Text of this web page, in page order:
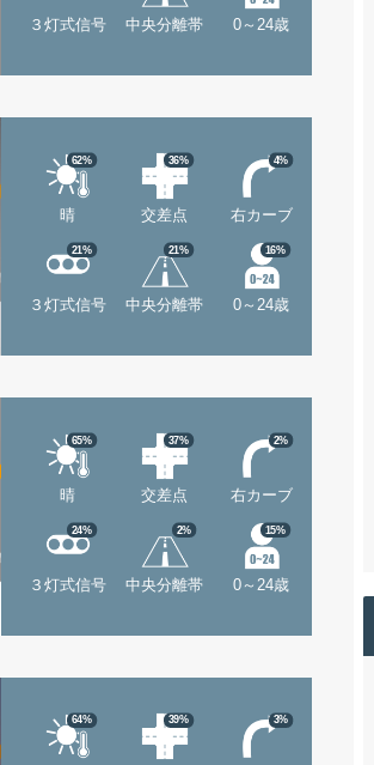
３灯式信号 中央分離帯 0～24歳
晴
62%
交差点
36%
右カーブ
4%
３灯式信号
21%
中央分離帯
21%
0～24歳
16%
晴
65%
交差点
37%
右カーブ
2%
３灯式信号
24%
中央分離帯
2%
0～24歳
15%
64% 39% 3%